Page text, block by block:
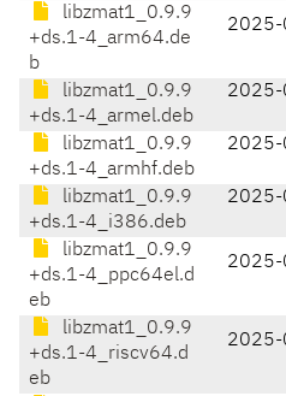
libzmat1_0.9.9
+ds.1-4_arm64.de
b
libzmat1_0.9.9
+ds.1-4_armel.deb
libzmat1_0.9.9
+ds.1-4_armhf.deb
libzmat1_0.9.9
+ds.1-4_i386.deb
libzmat1_0.9.9
+ds.1-4_ppc64el.d
eb
libzmat1_0.9.9
+ds.1-4_riscv64.d
eb